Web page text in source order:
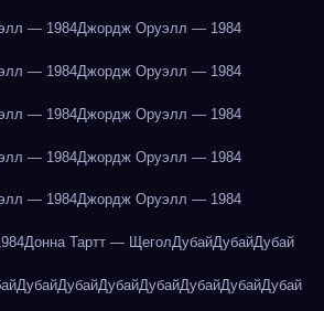
— 1984Джордж Оруэлл — 1984
— 1984Джордж Оруэлл — 1984
— 1984Джордж Оруэлл — 1984
— 1984Джордж Оруэлл — 1984
— 1984Джордж Оруэлл — 1984
Донна Тартт — ЩеголДубайДубайДубай
ДубайДубайДубайДубайДубайДубайДубай